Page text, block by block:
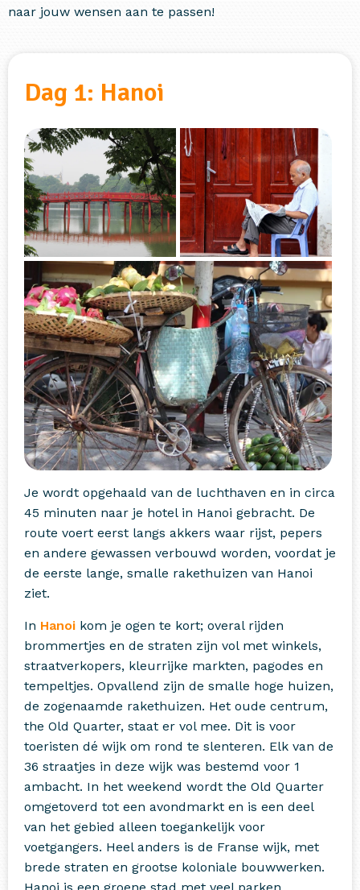
naar jouw wensen aan te passen!
Dag 1: Hanoi
Je wordt opgehaald van de luchthaven en in circa
45 minuten naar je hotel in Hanoi gebracht. De
route voert eerst langs akkers waar rijst, pepers
en andere gewassen verbouwd worden, voordat je
de eerste lange, smalle rakethuizen van Hanoi
ziet.
In Hanoi kom je ogen te kort; overal rijden
brommertjes en de straten zijn vol met winkels,
straatverkopers, kleurrijke markten, pagodes en
tempeltjes. Opvallend zijn de smalle hoge huizen,
de zogenaamde rakethuizen. Het oude centrum,
the Old Quarter, staat er vol mee. Dit is voor
toeristen dé wijk om rond te slenteren. Elk van de
36 straatjes in deze wijk was bestemd voor 1
ambacht. In het weekend wordt the Old Quarter
omgetoverd tot een avondmarkt en is een deel
van het gebied alleen toegankelijk voor
voetgangers. Heel anders is de Franse wijk, met
brede straten en grootse koloniale bouwwerken.